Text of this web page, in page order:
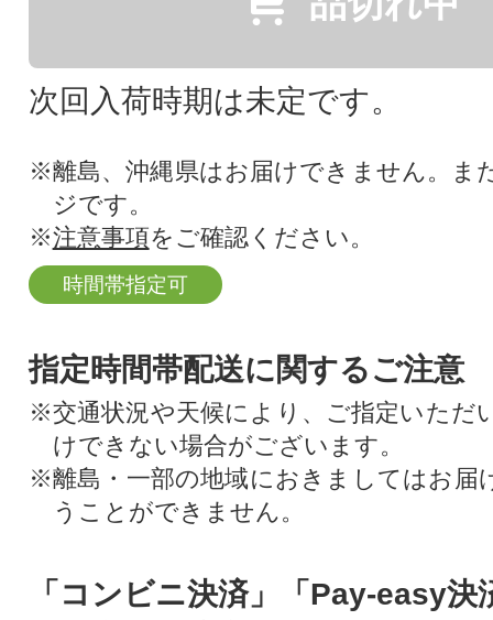
次回入荷時期は未定です。
※離島、沖縄県はお届けできません。ま
ジです。
※注意事項をご確認ください。
時間帯指定可
指定時間帯配送に関するご注意
※交通状況や天候により、ご指定いただ
けできない場合がございます。
※離島・一部の地域におきましてはお届
うことができません。
「コンビニ決済」「Pay-easy決